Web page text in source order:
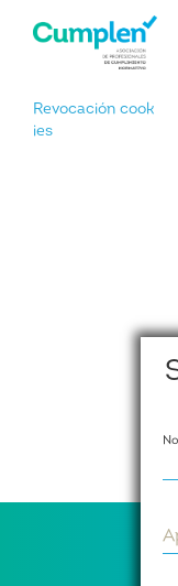
Revocación cook
ies